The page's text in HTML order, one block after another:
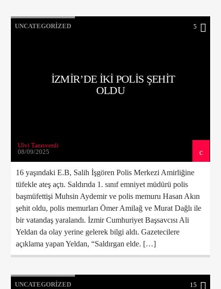
UNCATEGORIZED 5
İZMİR’DE İKİ POLİS ŞEHİT
OLDU
Ulvi Tanrıverdi
08/09/2025
16 yaşındaki E.B, Salih İşgören Polis Merkezi Amirliğine
tüfekle ateş açtı. Saldırıda 1. sınıf emniyet müdürü polis
başmüfettişi Muhsin Aydemir ve polis memuru Hasan Akın
şehit oldu, polis memurları Ömer Amilağ ve Murat Dağlı ile
bir vatandaş yaralandı. İzmir Cumhuriyet Başsavcısı Ali
Yeldan da olay yerine gelerek bilgi aldı. Gazetecilere
açıklama yapan Yeldan, “Saldırgan elde. […]
UNCATEGORIZED 15